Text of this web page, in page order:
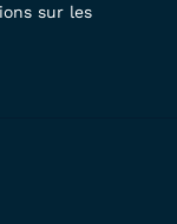
sur les